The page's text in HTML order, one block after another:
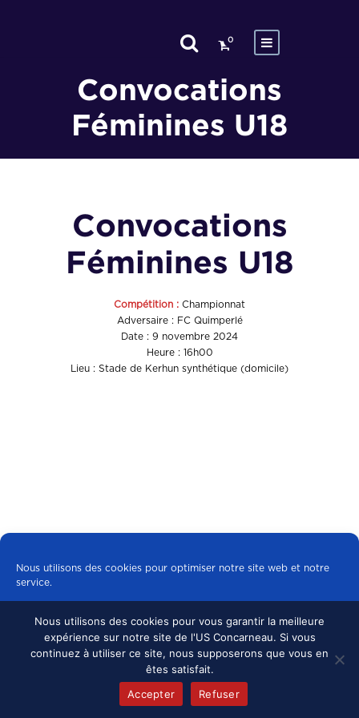
Nous utilisons des cookies pour optimiser notre site web et notre
service.
Tous les cookies
Refuser
Politique de cookies mentions légales
0
Convocations
Féminines U18
Convocations
Féminines U18
Compétition : Championnat
Adversaire : FC Quimperlé
Date : 9 novembre 2024
Heure : 16h00
Lieu : Stade de Kerhun synthétique (domicile)
© 2024 US CONCARNEAU, TOUS DROITS
RÉSERVÉS.MENTIONS LÉGALES•
CONFIDENTIALITÉ
Nous utilisons des cookies pour vous garantir la meilleure
expérience sur notre site de l'US Concarneau. Si vous
continuez à utiliser ce site, nous supposerons que vous en
êtes satisfait.
Accepter
Refuser